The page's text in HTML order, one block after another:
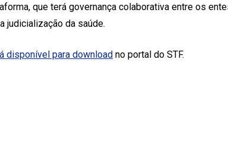
que terá governança colaborativa entre os
judicialização da saúde.
disponível para download no portal do STF.